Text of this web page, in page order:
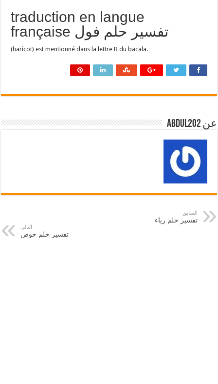
traduction en langue
française تفسير حلم فول
(haricot) est mentionné dans la lettre B du bacala.
عن abdul202
السابق
تفسير حلم رياء
التالي
تفسير حلم حوض